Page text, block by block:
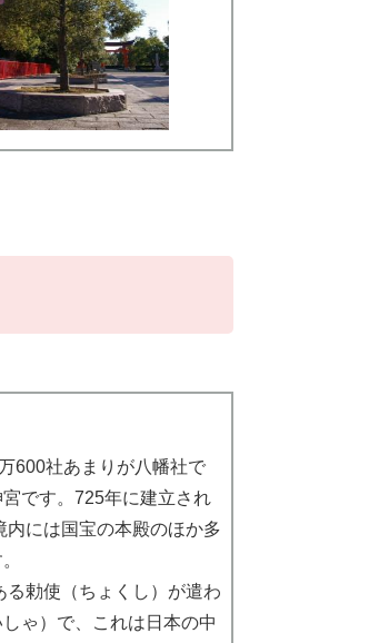
600社あまりが八幡社で
です。725年に建立され
には国宝の本殿のほか多
勅使（ちょくし）が遣わ
ゃ）で、これは日本の中